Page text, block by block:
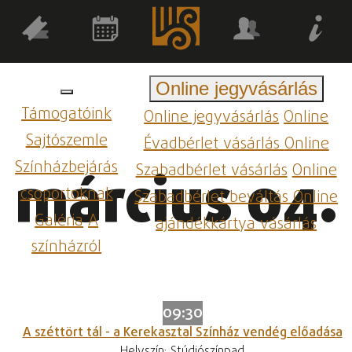
Támogatóink
Sajtószemle
Színházbejárás
csoportoknak
GalériaA
színházról
Online jegyvásárlás
Online jegyvásárlásOnline
Évadbérlet vásárlásOnline
Szabadbérlet vásárlásOnline
Szabadbérlet beváltásOnline
ajándékkártya vásárlás
március 04.
09:30
A széttört tál - a Kerekasztal Színház vendég előadása